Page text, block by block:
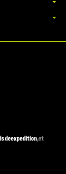
deexpedition,et